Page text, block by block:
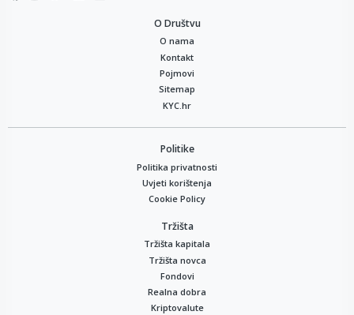
O Društvu
O nama
Kontakt
Pojmovi
Sitemap
KYC.hr
Politike
Politika privatnosti
Uvjeti korištenja
Cookie Policy
Tržišta
Tržišta kapitala
Tržišta novca
Fondovi
Realna dobra
Kriptovalute